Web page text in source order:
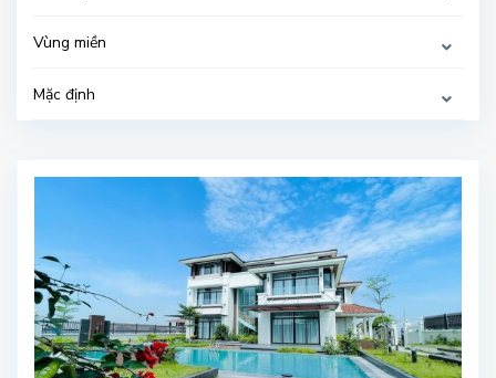
Vùng miền
Mặc định